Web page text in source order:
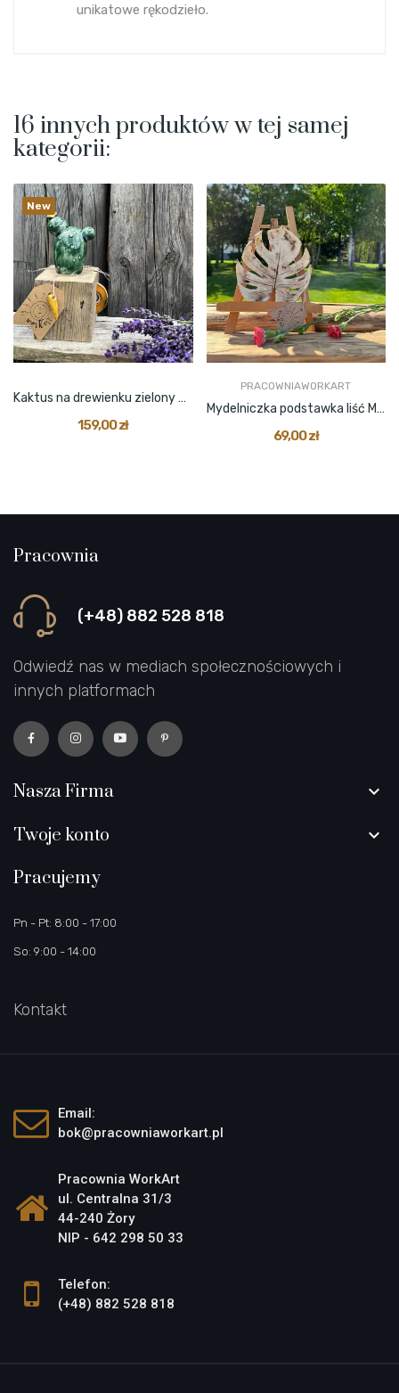
unikatowe rękodzieło.
16 innych produktów w tej samej
kategorii:
New
Kaktus na drewienku zielony z żółtą hubą
159,00 zł
PRACOWNIAWORKART
Mydelniczka podstawka liść Monstery beż
69,00 zł
Pracownia
(+48) 882 528 818
Odwiedź nas w mediach społecznościowych i
innych platformach
Nasza Firma 
Twoje konto 
Pracujemy
Pn - Pt: 8:00 - 17:00
So: 9:00 - 14:00
Kontakt
Email:
bok@pracowniaworkart.pl
Pracownia WorkArt
ul. Centralna 31/3
44-240 Żory
NIP - 642 298 50 33
Telefon:
(+48) 882 528 818